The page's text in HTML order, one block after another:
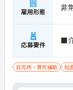
雇用形態 非
応募要件 ■
託児所・育児補助 社